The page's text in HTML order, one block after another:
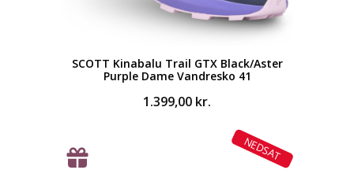
SCOTT Kinabalu Trail GTX Black/Aster
Purple Dame Vandresko 41
1.399,00 kr.
NEDSAT